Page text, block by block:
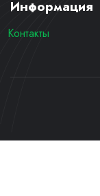
Информация
Контакты